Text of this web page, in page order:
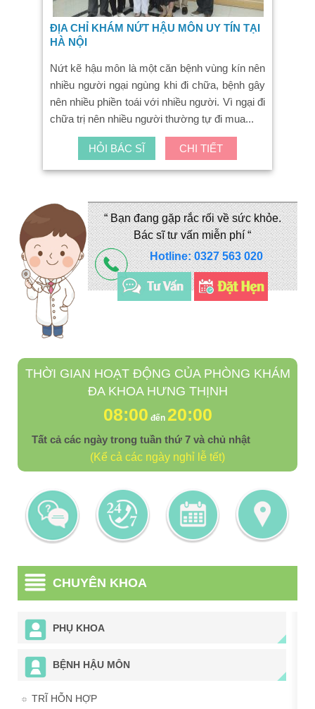
ĐỊA CHỈ KHÁM NỨT HẬU MÔN UY TÍN TẠI
HÀ NỘI
Nứt kẽ hậu môn là một căn bệnh vùng kín nên
nhiều người ngại ngùng khi đi chữa, bệnh gây
nên nhiều phiền toái với nhiều người. Vì ngại đi
chữa trị nên nhiều người thường tự đi mua...
HỎI BÁC SĨ CHI TIẾT
“ Bạn đang gặp rắc rối về sức khỏe.
Bác sĩ tư vấn miễn phí “
Hotline: 0327 563 020
THỜI GIAN HOẠT ĐỘNG CỦA PHÒNG KHÁM
ĐA KHOA HƯNG THỊNH
08:00 đến 20:00
Tất cả các ngày trong tuần thứ 7 và chủ nhật
(Kể cả các ngày nghỉ lễ tết)
CHUYÊN KHOA
PHỤ KHOA
BỆNH HẬU MÔN
TRĨ HỖN HỢP